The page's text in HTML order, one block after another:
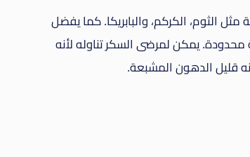
الثوم، الكركم، والبابريكا. كما يفضل
يمكن لمرضى السكر تناوله لأنه
قليل الدهون المشبعة.